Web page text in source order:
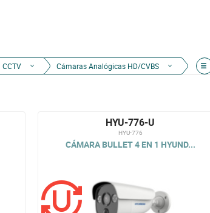
CCTV Cámaras Analógicas HD/CVBS
HYU-776-U
HYU-776
CÁMARA BULLET 4 EN 1 HYUND...